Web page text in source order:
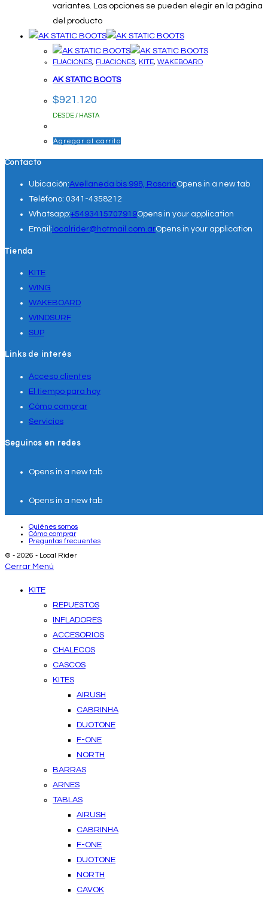
variantes. Las opciones se pueden elegir en la página
del producto
FIJACIONES, FIJACIONES, KITE, WAKEBOARD
AK STATIC BOOTS
$921.120
DESDE / HASTA
Agregar al carrito
Contacto
Ubicación:Avellaneda bis 998, RosarioOpens in a new tab
Teléfono: 0341-4358212
Whatsapp:+5493415707919Opens in your application
Email: localrider@hotmail.com.arOpens in your application
Tienda
KITE
WING
WAKEBOARD
WINDSURF
SUP
Links de interés
Acceso clientes
El tiempo para hoy
Cómo comprar
Servicios
Seguinos en redes
Opens in a new tab
Opens in a new tab
Quiénes somos
Cómo comprar
Preguntas frecuentes
© - 2026 - Local Rider
Cerrar Menú
KITE
REPUESTOS
INFLADORES
ACCESORIOS
CHALECOS
CASCOS
KITES
AIRUSH
CABRINHA
DUOTONE
F-ONE
NORTH
BARRAS
ARNES
TABLAS
AIRUSH
CABRINHA
F-ONE
DUOTONE
NORTH
CAVOK